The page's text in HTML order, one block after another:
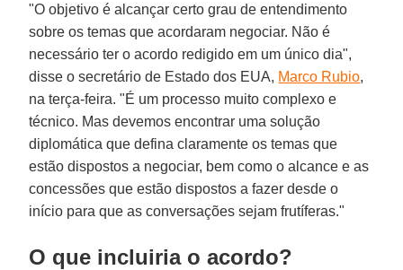
"O objetivo é alcançar certo grau de entendimento
sobre os temas que acordaram negociar. Não é
necessário ter o acordo redigido em um único dia",
disse o secretário de Estado dos EUA, Marco Rubio,
na terça-feira. "É um processo muito complexo e
técnico. Mas devemos encontrar uma solução
diplomática que defina claramente os temas que
estão dispostos a negociar, bem como o alcance e as
concessões que estão dispostos a fazer desde o
início para que as conversações sejam frutíferas."
O que incluiria o acordo?